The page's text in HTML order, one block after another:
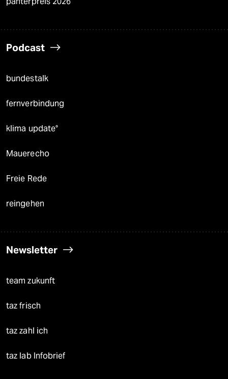
Podcast
bundestalk
fernverbindung
klima update°
Mauerecho
Freie Rede
reingehen
Newsletter
team zukunft
taz frisch
taz zahl ich
taz lab Infobrief